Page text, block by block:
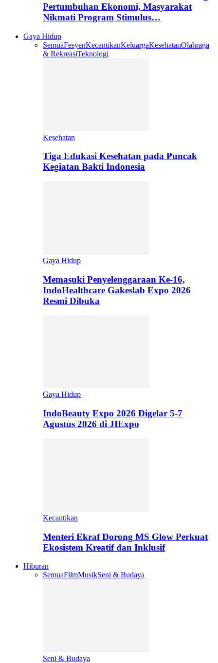
Pertumbuhan Ekonomi, Masyarakat
Nikmati Program Stimulus…
Gaya Hidup
SemuaFesyenKecantikanKeluargaKesehatanOlahraga
& RekreasiTeknologi
Kesehatan
Tiga Edukasi Kesehatan pada Puncak
Kegiatan Bakti Indonesia
Gaya Hidup
Memasuki Penyelenggaraan Ke-16,
IndoHealthcare Gakeslab Expo 2026
Resmi Dibuka
Gaya Hidup
IndoBeauty Expo 2026 Digelar 5-7
Agustus 2026 di JIExpo
Kecantikan
Menteri Ekraf Dorong MS Glow Perkuat
Ekosistem Kreatif dan Inklusif
Hiburan
SemuaFilmMusikSeni & Budaya
Seni & Budaya